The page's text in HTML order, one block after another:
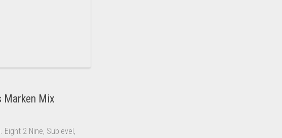
Marken Mix
2 Nine, Sublevel,